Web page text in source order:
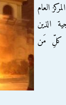
العام
الذين
كلِّ مَن